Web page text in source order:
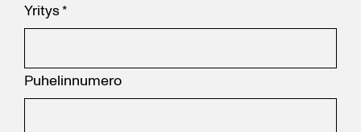
Yritys*
Puhelinnumero